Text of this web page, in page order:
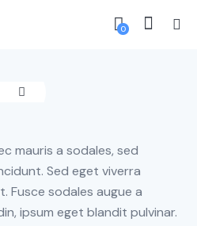
0
required for
Comments
mauris a sodales, sed
Sed eget viverra
Fusce sodales augue a
ipsum eget blandit pulvinar.